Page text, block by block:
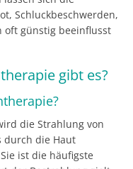
Schluckbeschwerden,
oft günstig beeinflusst
gibt es?
die Strahlung von
durch die Haut
ist die häufigste